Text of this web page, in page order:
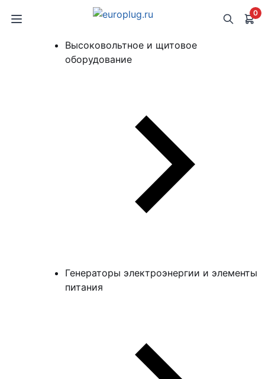
0
Высоковольтное и щитовое
оборудование
Генераторы электроэнергии и элементы
питания